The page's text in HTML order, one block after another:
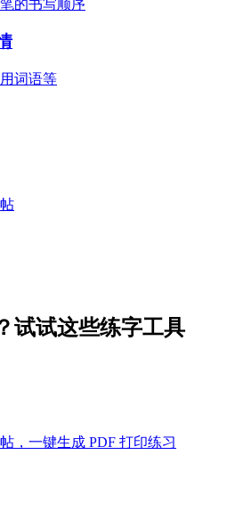
的书写顺序
词语等
试试这些练字工具
，一键生成 PDF 打印练习